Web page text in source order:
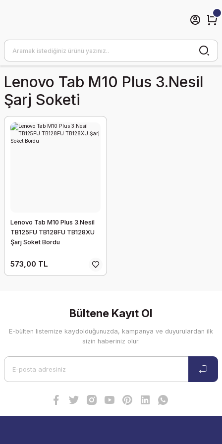
Lenovo Tab M10 Plus 3.nesil
Şarj Soketi
Lenovo Tab M10 Plus 3.Nesil
TB125FU TB128FU TB128XU
Şarj Soket Bordu
573,00 TL
Bültene Kayıt Ol
E-bülten listemize kaydolduğunuzda, kampanya ve duyurulardan ilk
sizin haberiniz olur.